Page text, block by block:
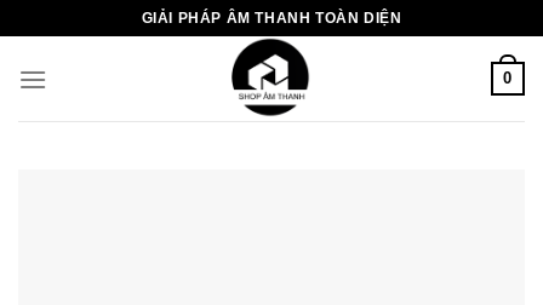
nội
GIẢI PHÁP ÂM THANH TOÀN DIỆN
0